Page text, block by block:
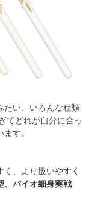
たい、いろんな種類
てどれが自分に合っ
す。
、より扱いやすく
、バイオ細身実戦